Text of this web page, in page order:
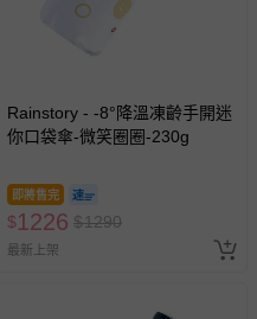
Rainstory - -8°降溫凍齡手開迷
你口袋傘-微笑圈圈-230g
即將售完
$1226 $1290
最新上架